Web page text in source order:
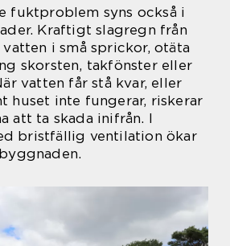
fuktproblem syns också i
Kraftigt slagregn från
vatten i små sprickor, otäta
skorsten, takfönster eller
vatten får stå kvar, eller
huset inte fungerar, riskerar
att ta skada inifrån. I
bristfällig ventilation ökar